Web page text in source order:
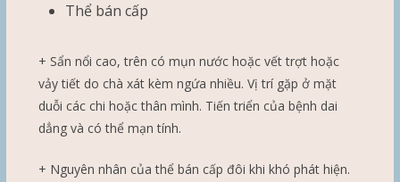
Thể bán cấp
+ Sẩn nổi cao, trên có mụn nước hoặc vết trợt hoặc
vảy tiết do chà xát kèm ngứa nhiều. Vị trí gặp ở mặt
duỗi các chi hoặc thân mình. Tiến triển của bệnh dai
dẳng và có thể mạn tính.
+ Nguyên nhân của thể bán cấp đôi khi khó phát hiện.